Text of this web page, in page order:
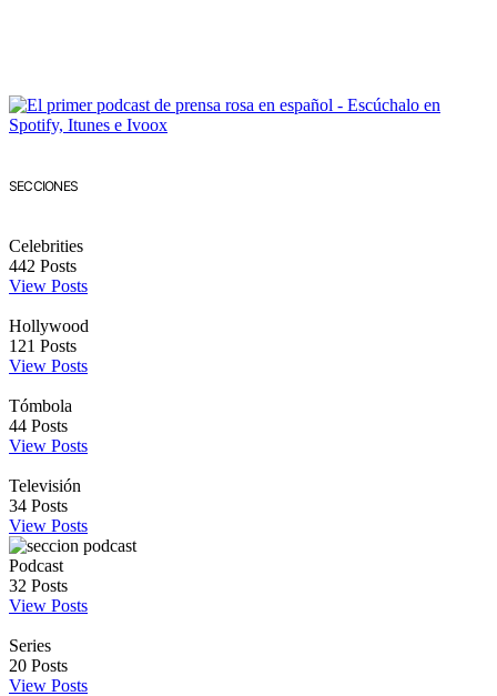
SECCIONES
Celebrities
442 Posts
View Posts
Hollywood
121 Posts
View Posts
Tómbola
44 Posts
View Posts
Televisión
34 Posts
View Posts
Podcast
32 Posts
View Posts
Series
20 Posts
View Posts